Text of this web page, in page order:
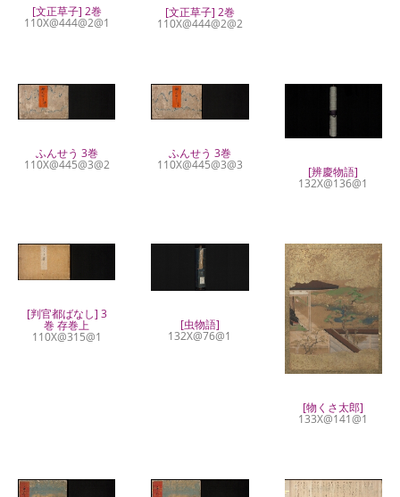
[文正草子] 2巻
110X@444@2@1
[文正草子] 2巻
110X@444@2@2
ふんせう 3巻
110X@445@3@2
ふんせう 3巻
110X@445@3@3 [辨慶物語]
132X@136@1
[判官都ばなし] 3
巻 存巻上
110X@315@1
[虫物語]
132X@76@1
[物くさ太郎]
133X@141@1